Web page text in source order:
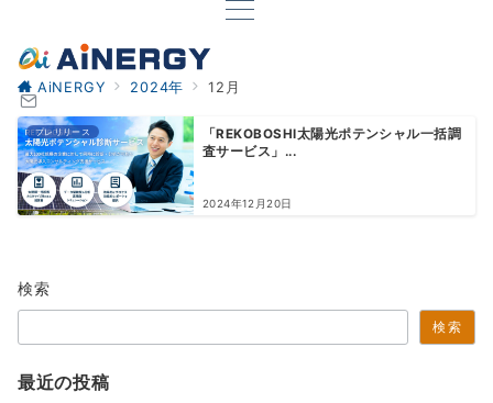
AiNERGY 2024年 12月
プレリリース
「REKOBOSHI太陽光ポテンシャル⼀括調
査サービス」...
2024年12月20日
検索
検索
最近の投稿